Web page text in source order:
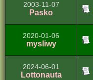
2003-11-07
Pasko
2020-01-06
mysliwy
2024-06-01
Lottonauta